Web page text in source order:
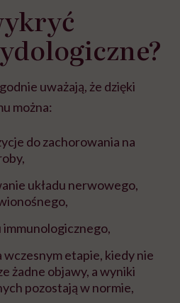
uważają, że dzięki
można:
do zachorowania na
układu nerwowego,
immunologicznego,
etapie, kiedy nie
żadne objawy, a wyniki
pozostają w normie,